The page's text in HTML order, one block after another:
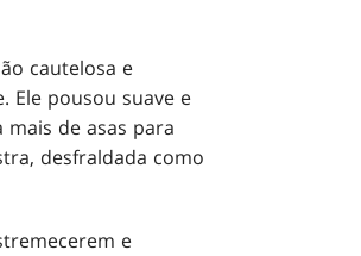
cautelosa e
Ele pousou suave e
de asas para
desfraldada como
e